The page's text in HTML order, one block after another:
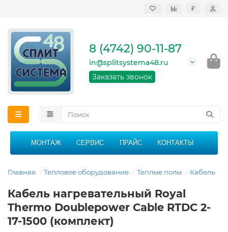
₽
кондиционеров в
области
График работы: 9:00 -
21:00 без перерыва и
8 (4742) 90-11-87
in@splitsystema48.ru
Заказать звонок
МОНТАЖ СЕРВИС ПРАЙС КОНТАКТЫ
Главная Тепловое оборудование Теплые полы Кабель
Кабель нагревательный Royal
Thermo Doublepower Cable RTDC 2-
17-1500 (комплект)